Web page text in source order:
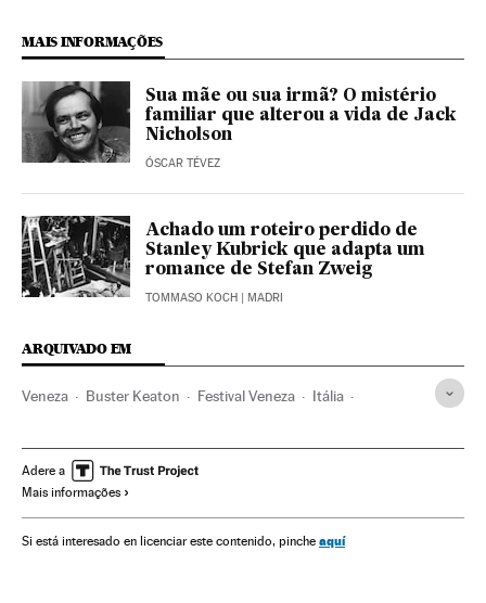
MAIS INFORMAÇÕES
Sua mãe ou sua irmã? O mistério
familiar que alterou a vida de Jack
Nicholson
ÓSCAR TÉVEZ
Achado um roteiro perdido de
Stanley Kubrick que adapta um
romance de Stefan Zweig
TOMMASO KOCH | MADRI
ARQUIVADO EM
Veneza Buster Keaton Festival Veneza Itália
Eventos Europa Cultura
Adere a
Mais informações
Si está interesado en licenciar este contenido, pinche aquí